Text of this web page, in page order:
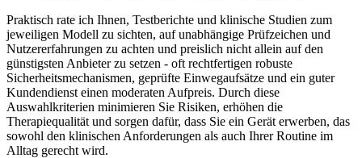
Praktisch ⁤rate ich ‍Ihnen, ⁣Testberichte und klinische Studien zum
jeweiligen Modell zu sichten, auf unabhängige ⁢Prüfzeichen und
Nutzererfahrungen zu achten und preislich nicht⁢ allein auf den
günstigsten Anbieter zu setzen -‌ oft‌ rechtfertigen robuste
Sicherheitsmechanismen, ⁤geprüfte Einwegaufsätze und ein guter
Kundendienst einen moderaten Aufpreis. Durch diese
Auswahlkriterien minimieren ‌Sie Risiken, ​erhöhen​ die
Therapiequalität und ‌sorgen dafür, dass Sie ein Gerät erwerben, das
sowohl den⁤ klinischen Anforderungen als auch Ihrer Routine im
Alltag gerecht wird.